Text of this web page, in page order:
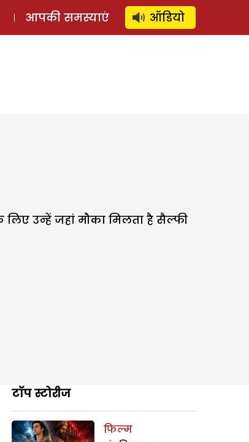
लॉग इन ⚲ SUBSCRIBE
आपकी समस्याएं ऑडियो
उन्हें जहां मौका मिलता है सैल्फी
टॉप स्टोरीज
फिल्म